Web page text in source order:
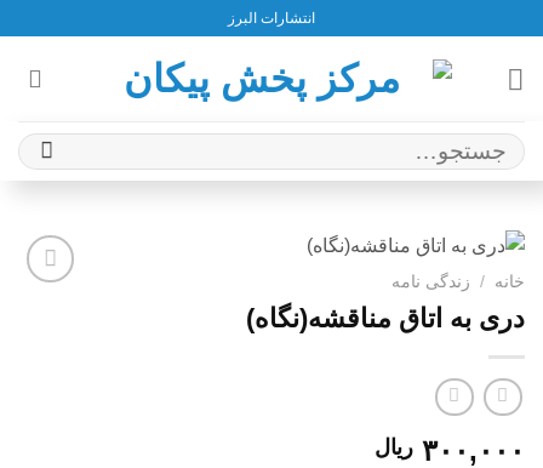
content
انتشارات البرز
جستجو
برای:
خانه / زندگی نامه
دری به اتاق مناقشه(نگاه)
۳۰۰,۰۰۰ ریال